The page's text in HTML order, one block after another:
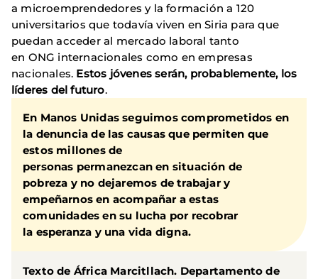
a microemprendedores y la formación a 120
universitarios que todavía viven en Siria para que
puedan acceder al mercado laboral tanto
en ONG internacionales como en empresas
nacionales. Estos jóvenes serán, probablemente, los
líderes del futuro.
En Manos Unidas seguimos comprometidos en
la denuncia de las causas que permiten que
estos millones de
personas permanezcan en situación de
pobreza y no dejaremos de trabajar y
empeñarnos en acompañar a estas
comunidades en su lucha por recobrar
la esperanza y una vida digna.
Texto de África Marcitllach. Departamento de